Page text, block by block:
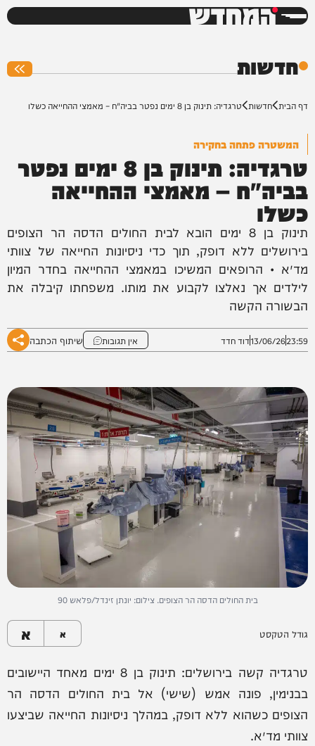
המחדש
חדשות
דף הבית חדשות טרגדיה: תינוק בן 8 ימים נפטר בביה"ח – מאמצי ההחייאה כשלו
המשטרה פתחה בחקירה
טרגדיה: תינוק בן 8 ימים נפטר
בביה"ח – מאמצי ההחייאה
כשלו
תינוק בן 8 ימים הובא לבית החולים הדסה הר הצופים
בירושלים ללא דופק, תוך כדי ניסיונות החייאה של צוותי
מד״א • הרופאים המשיכו במאמצי ההחייאה בחדר המיון
לילדים אך נאלצו לקבוע את מותו. משפחתו קיבלה את
הבשורה הקשה
23:59
13/06/26דוד חדד אין תגובות שיתוף הכתבה
בית החולים הדסה הר הצופים. צילום: יונתן זינדל/פלאש 90
גודל הטקסט א א
טרגדיה קשה בירושלים: תינוק בן 8 ימים מאחד היישובים
בבנימין, פונה אמש (שישי) אל בית החולים הדסה הר
הצופים כשהוא ללא דופק, במהלך ניסיונות החייאה שביצעו
צוותי מד״א.